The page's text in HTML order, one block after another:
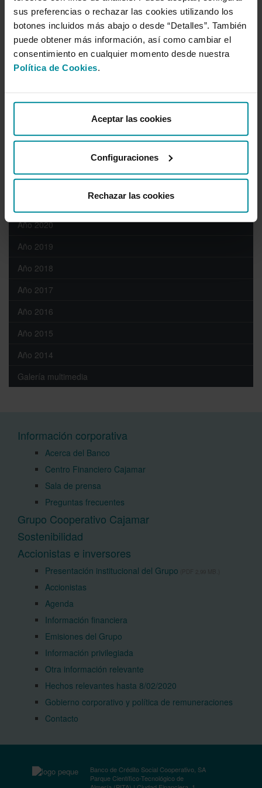
sus preferencias o rechazar las cookies utilizando los
botones incluidos más abajo o desde “Detalles”. También
puede obtener más información, así como cambiar el
consentimiento en cualquier momento desde nuestra
Política de Cookies.
Aceptar las cookies
Configuraciones
Rechazar las cookies
ALSA; Enrique Osuna Villa, coordinador de Transportes de la
Zona Mediterránea, y otros representantes de ambas entidades.
Sala de prensa
Año 2024
Año 2022
Año 2020
Año 2019
Año 2018
Año 2017
Año 2016
Año 2015
Año 2014
Galería multimedia
Información corporativa
Acerca del Banco
Centro Financiero Cajamar
Sala de prensa
Preguntas frecuentes
Grupo Cooperativo Cajamar
Sostenibilidad
Accionistas e inversores
Presentación institucional del Grupo
Accionistas
Agenda
Información financiera
Emisiones del Grupo
Información privilegiada
Otra información relevante
Hechos relevantes hasta 8/02/2020
Gobierno corporativo y política de remuneraciones
Contacto
Banco de Crédito Social Cooperativo, SA
Parque Científico-Tecnológico de